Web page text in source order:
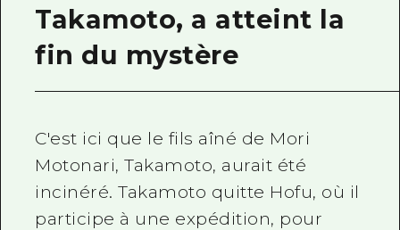
Brochure touristique
Takamoto, a atteint la
fin du mystère
C'est ici que le fils aîné de Mori
Motonari, Takamoto, aurait été
incinéré. Takamoto quitte Hofu, où il
participe à une expédition, pour